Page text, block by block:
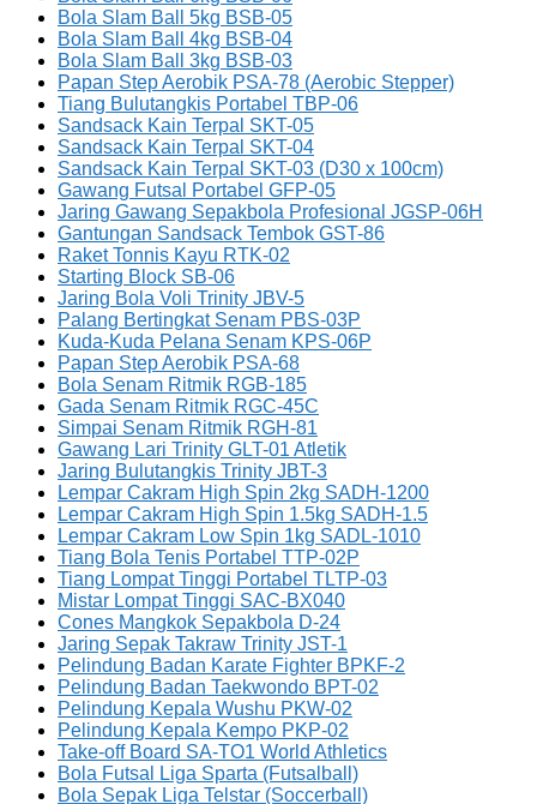
Bola Slam Ball 5kg BSB-05
Bola Slam Ball 4kg BSB-04
Bola Slam Ball 3kg BSB-03
Papan Step Aerobik PSA-78 (Aerobic Stepper)
Tiang Bulutangkis Portabel TBP-06
Sandsack Kain Terpal SKT-05
Sandsack Kain Terpal SKT-04
Sandsack Kain Terpal SKT-03 (D30 x 100cm)
Gawang Futsal Portabel GFP-05
Jaring Gawang Sepakbola Profesional JGSP-06H
Gantungan Sandsack Tembok GST-86
Raket Tonnis Kayu RTK-02
Starting Block SB-06
Jaring Bola Voli Trinity JBV-5
Palang Bertingkat Senam PBS-03P
Kuda-Kuda Pelana Senam KPS-06P
Papan Step Aerobik PSA-68
Bola Senam Ritmik RGB-185
Gada Senam Ritmik RGC-45C
Simpai Senam Ritmik RGH-81
Gawang Lari Trinity GLT-01 Atletik
Jaring Bulutangkis Trinity JBT-3
Lempar Cakram High Spin 2kg SADH-1200
Lempar Cakram High Spin 1.5kg SADH-1.5
Lempar Cakram Low Spin 1kg SADL-1010
Tiang Bola Tenis Portabel TTP-02P
Tiang Lompat Tinggi Portabel TLTP-03
Mistar Lompat Tinggi SAC-BX040
Cones Mangkok Sepakbola D-24
Jaring Sepak Takraw Trinity JST-1
Pelindung Badan Karate Fighter BPKF-2
Pelindung Badan Taekwondo BPT-02
Pelindung Kepala Wushu PKW-02
Pelindung Kepala Kempo PKP-02
Take-off Board SA-TO1 World Athletics
Bola Futsal Liga Sparta (Futsalball)
Bola Sepak Liga Telstar (Soccerball)